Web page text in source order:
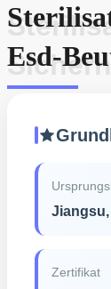
Esd-
Zertifikat